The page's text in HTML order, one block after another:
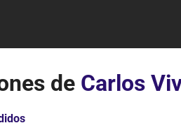
de Carlos